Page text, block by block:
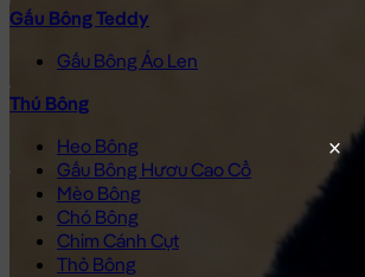
Gấu Bông Teddy
Gấu Bông Áo Len
Thú Bông
Heo Bông
Gấu Bông Hươu Cao Cổ
Mèo Bông
Chó Bông
Chim Cánh Cụt
Thỏ Bông